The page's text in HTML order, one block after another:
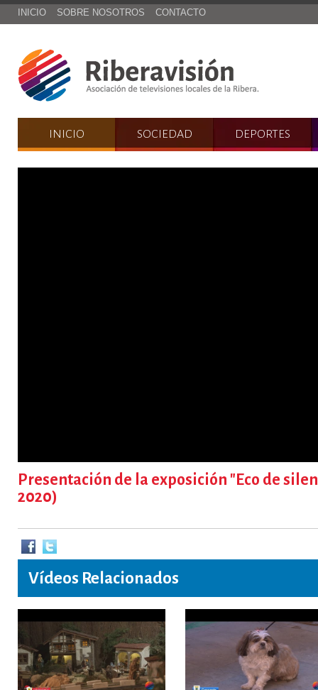
INICIO SOBRE NOSOTROS CONTACTO
INICIO SOCIEDAD DEPORTES
Presentación de la exposición "Eco de
2020)
Vídeos Relacionados